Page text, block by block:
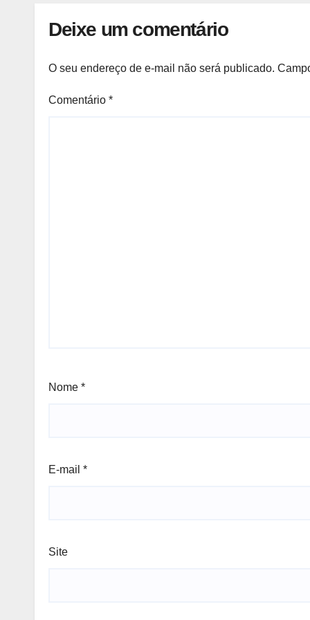
Deixe um comentário
O seu endereço de e-mail não será publicado.
Comentário *
Nome *
E-mail *
Site